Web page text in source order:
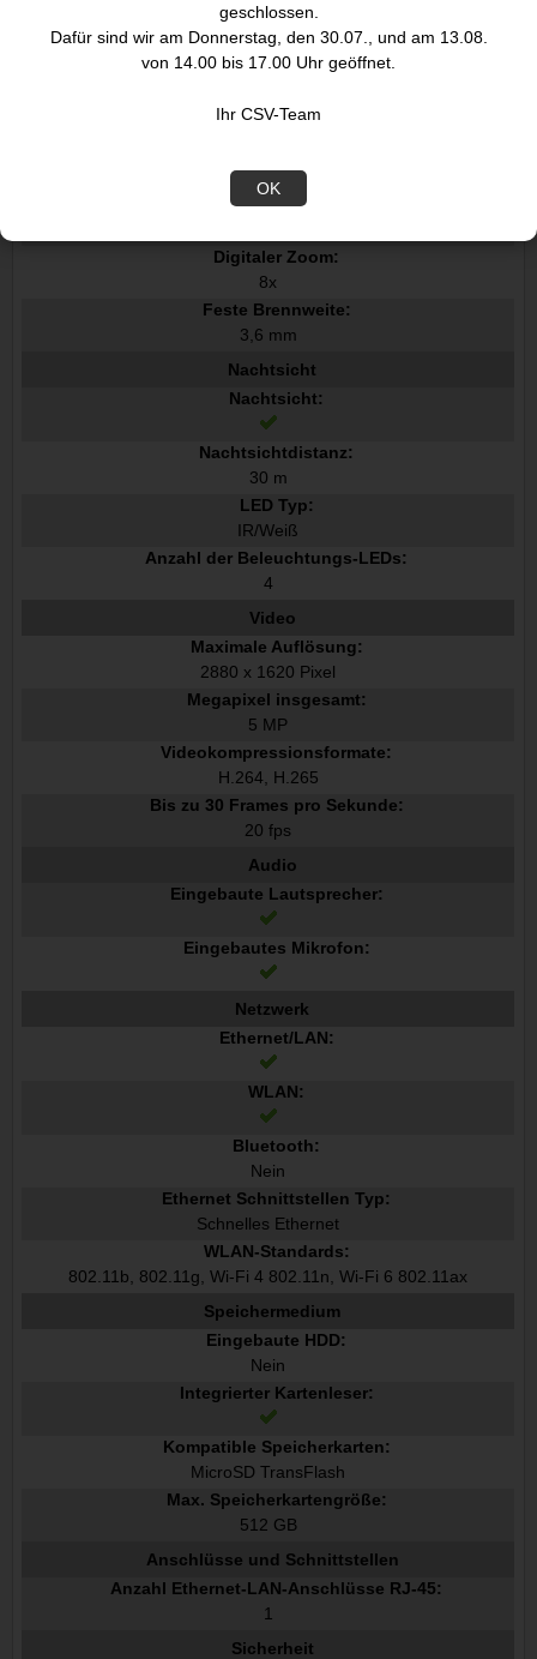
geschlossen.
Dafür sind wir am Donnerstag, den 30.07., und am 13.08.
von 14.00 bis 17.00 Uhr geöffnet.
Ihr CSV-Team
OK
Größe des Bildsensors:
25,4 / 3,06 mm 1 / 3.06"
Vollbildverfahren:
Objektiv
1
Zoom-Fähigkeit:
Digitaler Zoom:
8x
Feste Brennweite:
3,6 mm
Nachtsicht
Nachtsicht:
Nachtsichtdistanz:
30 m
LED Typ:
IR/Weiß
Anzahl der Beleuchtungs-LEDs:
4
Video
Maximale Auflösung:
2880 x 1620 Pixel
Megapixel insgesamt:
5 MP
Videokompressionsformate:
H.264, H.265
Bis zu 30 Frames pro Sekunde:
20 fps
Audio
Eingebaute Lautsprecher:
Eingebautes Mikrofon:
Netzwerk
Ethernet/LAN:
WLAN:
Bluetooth:
Nein
Ethernet Schnittstellen Typ:
Schnelles Ethernet
WLAN-Standards:
802.11b, 802.11g, Wi-Fi 4 802.11n, Wi-Fi 6 802.11ax
Speichermedium
Eingebaute HDD:
Nein
Integrierter Kartenleser:
Kompatible Speicherkarten:
MicroSD TransFlash
Max. Speicherkartengröße:
512 GB
Anschlüsse und Schnittstellen
Anzahl Ethernet-LAN-Anschlüsse RJ-45:
1
Sicherheit